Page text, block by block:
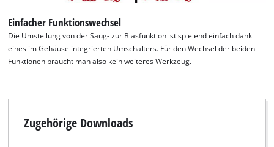
Einfacher Funktionswechsel
Die Umstellung von der Saug- zur Blasfunktion ist spielend einfach dank
eines im Gehäuse integrierten Umschalters. Für den Wechsel der beiden
Funktionen braucht man also kein weiteres Werkzeug.
Zugehörige Downloads